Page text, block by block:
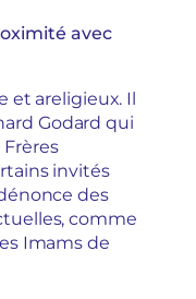
avec
et areligieux. Il
Godard qui
invités
des
comme
Imams de